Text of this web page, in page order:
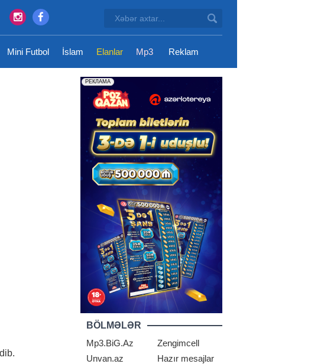
Mini Futbol İslam Elanlar Mp3 Reklam
BÖLMƏLƏR
Mp3.BiG.Az
Zengimcell
Unvan.az
Hazır mesajlar